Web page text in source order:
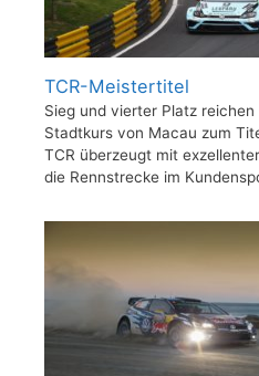
TCR-Meistertitel
Sieg und vierter Platz
Stadtkurs von Macau zum
TCR überzeugt mit
die Rennstrecke im